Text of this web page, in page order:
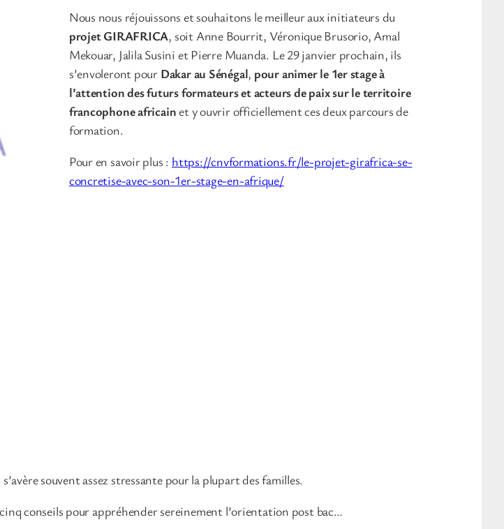
Nous nous réjouissons et souhaitons le meilleur aux initiateurs du
projet GIRAFRICA, soit Anne Bourrit, Véronique Brusorio, Amal
Mekouar, Jalila Susini et Pierre Muanda. Le 29 janvier prochain, ils
s’envoleront pour Dakar au Sénégal, pour animer le 1er stage à
l’attention des futurs formateurs et acteurs de paix sur le territoire
francophone africainet y ouvrir officiellement ces deux parcours de
formation.
Pour en savoir plus : https://cnvformations.fr/le-projet-girafrica-se-
concretise-avec-son-1er-stage-en-afrique/
souvent assez stressante pour la plupart des familles.
conseils pour appréhender sereinement l’orientation post bac…